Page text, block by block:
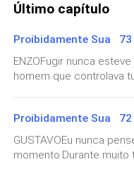
Faz todo sentido.
Os atrasos.
As mensagens
Os “vou trabalhar até
Último capítulo
Proibidamente Sua 73
ENZOFugir nunca
homem que controlava
que Adrian tinha
uma coisa.Eu tinha
forte.Mas porque ele
Proibidamente Sua 72
GUSTAVOEu nunca
momento.Durante